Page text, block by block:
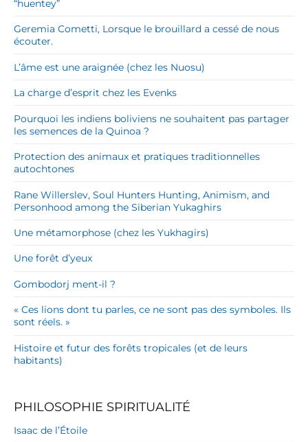
“huentey”
Geremia Cometti, Lorsque le brouillard a cessé de nous
écouter.
L’âme est une araignée (chez les Nuosu)
La charge d’esprit chez les Evenks
Pourquoi les indiens boliviens ne souhaitent pas partager
les semences de la Quinoa ?
Protection des animaux et pratiques traditionnelles
autochtones
Rane Willerslev, Soul Hunters Hunting, Animism, and
Personhood among the Siberian Yukaghirs
Une métamorphose (chez les Yukhagirs)
Une forêt d’yeux
Gombodorj ment-il ?
« Ces lions dont tu parles, ce ne sont pas des symboles. Ils
sont réels. »
Histoire et futur des forêts tropicales (et de leurs
habitants)
PHILOSOPHIE SPIRITUALITÉ
Isaac de l’Étoile